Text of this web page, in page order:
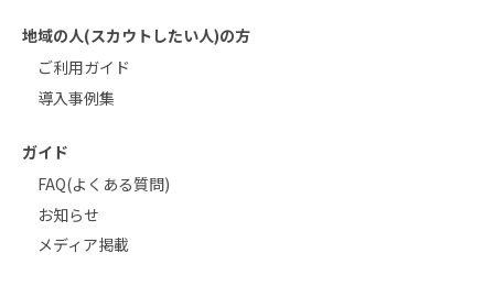
地域の人(スカウトしたい人)の方
ご利用ガイド
導入事例集
ガイド
FAQ(よくある質問)
お知らせ
メディア掲載